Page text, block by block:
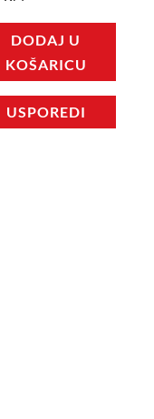
DODAJ U
KOŠARICU
USPOREDI